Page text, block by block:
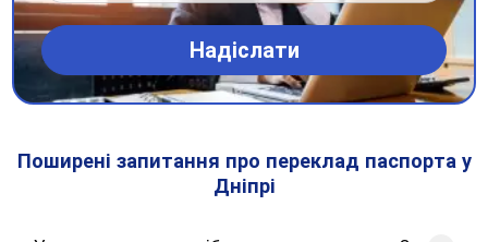
Поширені запитання про переклад паспорта у
Дніпрі